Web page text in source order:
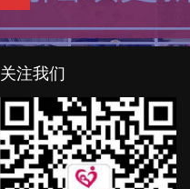
关注我们